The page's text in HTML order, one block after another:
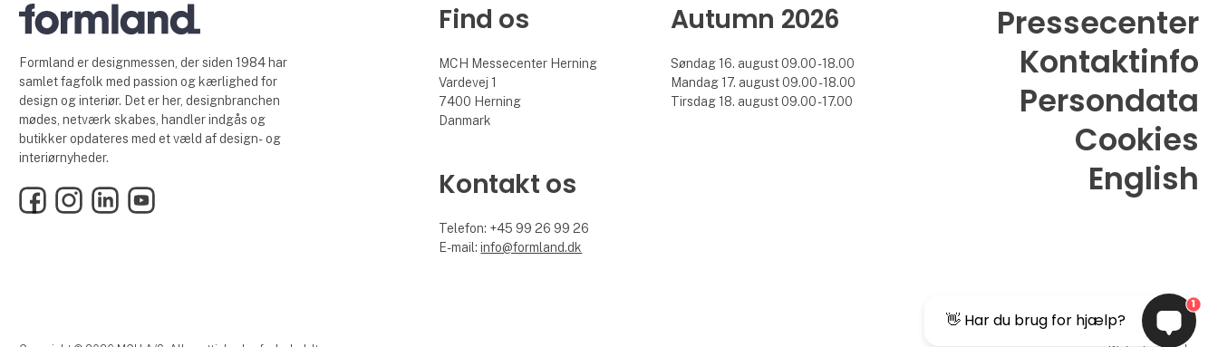
Formland er designmessen, der siden 1984 har
samlet fagfolk med passion og kærlighed for
design og interiør. Det er her, designbranchen
mødes, netværk skabes, handler indgås og
butikker opdateres med et væld af design- og
interiørnyheder.
FacebookInstagramLinkedInYouTube
Find os
MCH Messecenter Herning
Vardevej 1
7400 Herning
Danmark
Kontakt os
Telefon: +45 99 26 99 26
E-mail:info@formland.dk
Autumn 2026
Søndag 16. august 09.00 - 18.00
Mandag 17. august 09.00 - 18.00
Tirsdag 18. august 09.00 - 17.00
Pressecenter
Kontaktinfo
Persondata
Cookies
English
👋 Har du brug for hjælp?
1